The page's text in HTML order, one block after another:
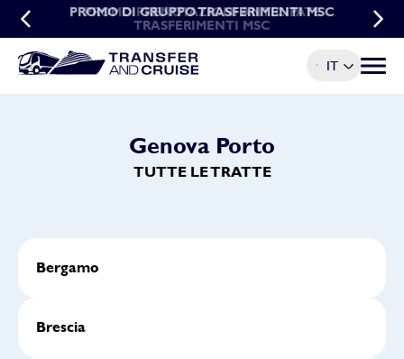
PROMO DI GRUPPO TRASFERIMENTI MSC
PROMO PRENOTAZIONI ANTICIPATE
TRASFERIMENTI MSC
IT Menu
Genova Porto
TUTTE LE TRATTE
Bergamo
Brescia